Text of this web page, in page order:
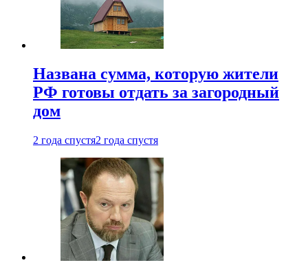
Названа сумма, которую жители
РФ готовы отдать за загородный
дом
2 года спустя2 года спустя